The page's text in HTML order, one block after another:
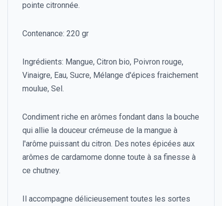
pointe citronnée.
Contenance: 220 gr
Ingrédients: Mangue, Citron bio, Poivron rouge,
Vinaigre, Eau, Sucre, Mélange d'épices fraichement
moulue, Sel.
Condiment riche en arômes fondant dans la bouche
qui allie la douceur crémeuse de la mangue à
l'arôme puissant du citron. Des notes épicées aux
arômes de cardamome donne toute à sa finesse à
ce chutney.
Il accompagne délicieusement toutes les sortes